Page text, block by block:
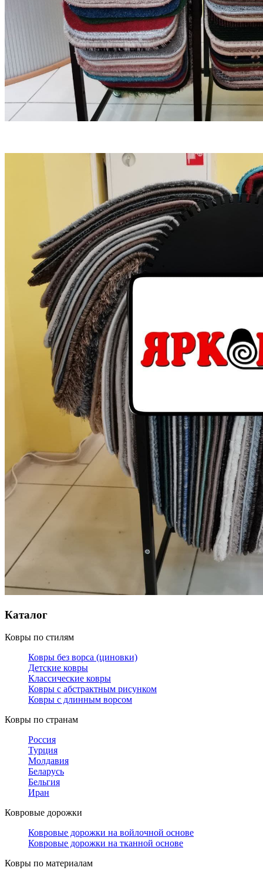
Каталог
Ковры по стилям
Ковры без ворса (циновки)
Детские ковры
Классические ковры
Ковры с абстрактным рисунком
Ковры с длинным ворсом
Ковры по странам
Россия
Турция
Молдавия
Беларусь
Бельгия
Иран
Ковровые дорожки
Ковровые дорожки на войлочной основе
Ковровые дорожки на тканной основе
Ковры по материалам